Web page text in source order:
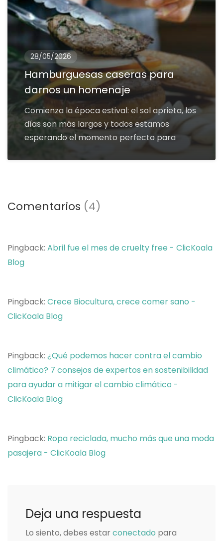
28/05/2026
Hamburguesas caseras para
darnos un homenaje
Comienza la época estival: el sol aprieta, los
días son más largos y todos estamos
esperando el momento perfecto para
Comentarios (4)
Pingback: Abril fue el mes de cruelty free - ClicKoala
Blog
Pingback: Crece Biocultura, crece comer sano -
ClicKoala Blog
Pingback: ¿Qué podemos hacer contra el cambio
climático? 7 consejos de expertos en sostenibilidad
para ayudar a mitigar el cambio climático -
ClicKoala Blog
Pingback: Ropa reciclada, mucho más que una moda
pasajera - ClicKoala Blog
Deja una respuesta
Lo siento, debes estar conectado para